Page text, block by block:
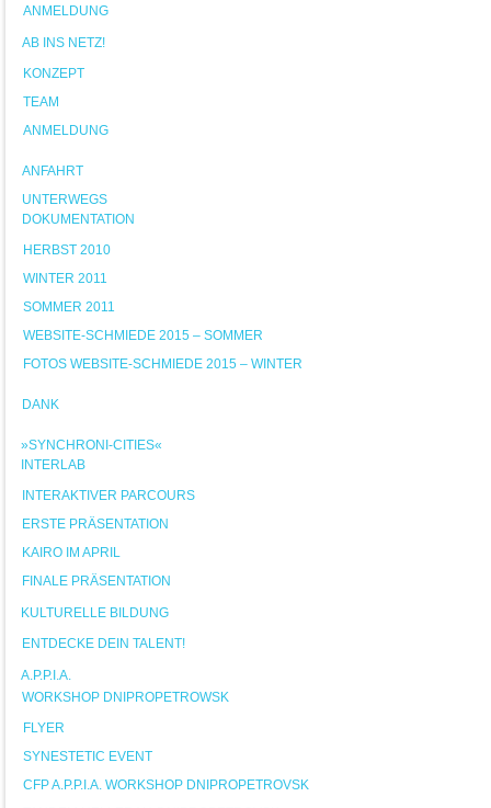
ANMELDUNG
AB INS NETZ!
KONZEPT
TEAM
ANMELDUNG
ANFAHRT
UNTERWEGS
DOKUMENTATION
HERBST 2010
WINTER 2011
SOMMER 2011
WEBSITE-SCHMIEDE 2015 – SOMMER
FOTOS WEBSITE-SCHMIEDE 2015 – WINTER
DANK
»SYNCHRONI-CITIES«
INTERLAB
INTERAKTIVER PARCOURS
ERSTE PRÄSENTATION
KAIRO IM APRIL
FINALE PRÄSENTATION
KULTURELLE BILDUNG
ENTDECKE DEIN TALENT!
A.P.P.I.A.
WORKSHOP DNIPROPETROWSK
FLYER
SYNESTETIC EVENT
CFP A.P.P.I.A. WORKSHOP DNIPROPETROVSK